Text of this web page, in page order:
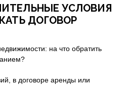
УСЛОВИЯ
ДОГОВОР
в договоре аренды или